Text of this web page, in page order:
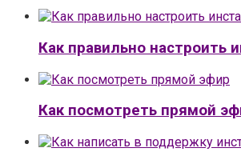
Как правильно настроить
Как посмотреть прямой